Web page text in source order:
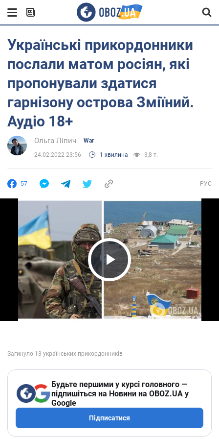
Українські прикордонники
послали матом росіян, які
пропонували здатися
гарнізону острова Зміїний.
Аудіо 18+
Ольга Ліпич War
24.02.2022 23:56 1 хвилина 3,8 т.
57 РУС
Play Video
Будьте першими у курсі головного —
підпишіться на Новини на OBOZ.UA у
Google
Підписатися